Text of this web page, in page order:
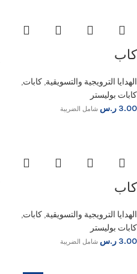
كاب
الهدايا الترويجية والتسويقية, كابات,
كابات بوليستر
3.00 ر.س شامل الضريبة
كاب
الهدايا الترويجية والتسويقية, كابات,
كابات بوليستر
3.00 ر.س شامل الضريبة